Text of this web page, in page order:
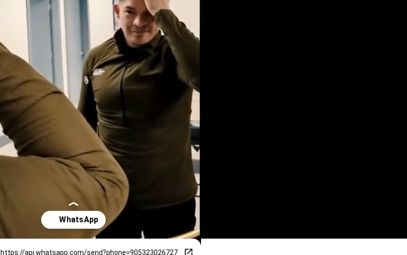
https://api.whatsapp.com/send?phone=905323026727